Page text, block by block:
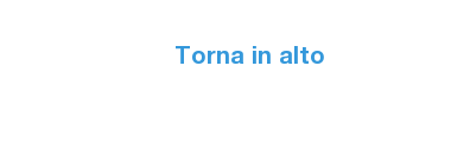
Torna in alto